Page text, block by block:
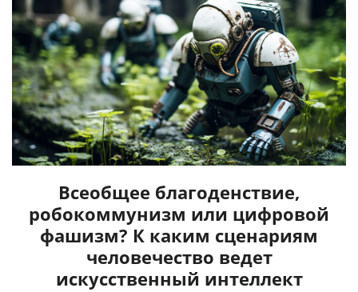
Всеобщее благоденствие,
робокоммунизм или цифровой
фашизм? К каким сценариям
человечество ведет
искусственный интеллект